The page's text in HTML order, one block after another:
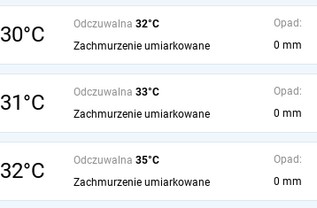
30°C Odczuwalna 32°C
Zachmurzenie umiarkowane
Opad:
0 mm
31°C Odczuwalna 33°C
Zachmurzenie umiarkowane
Opad:
0 mm
32°C Odczuwalna 35°C
Zachmurzenie umiarkowane
Opad:
0 mm